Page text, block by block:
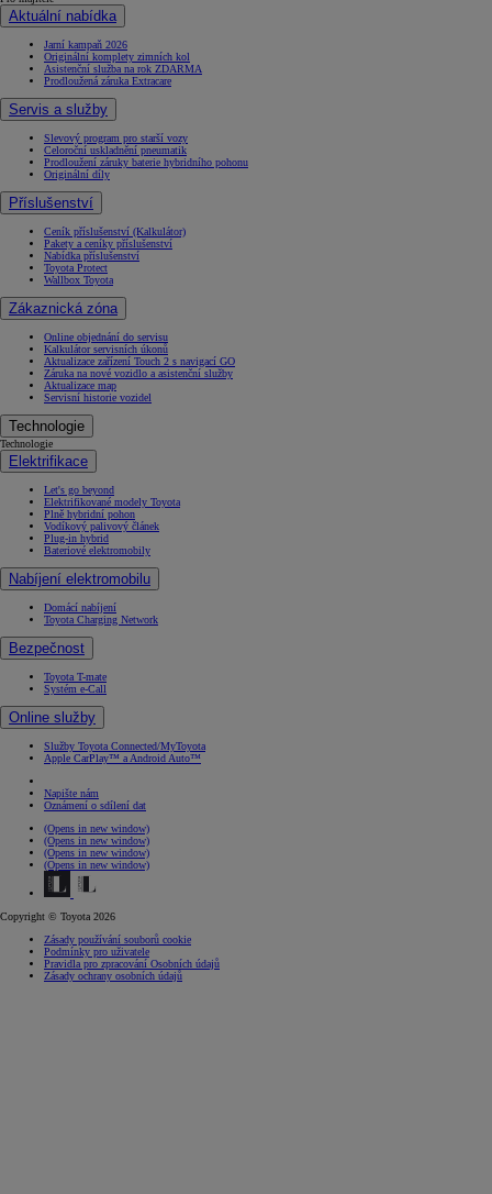
Aktuální nabídka
Jarní kampaň 2026
Originální komplety zimních kol
Asistenční služba na rok ZDARMA
Prodloužená záruka Extracare
Servis a služby
Slevový program pro starší vozy
Celoroční uskladnění pneumatik
Prodloužení záruky baterie hybridního pohonu
Originální díly
Příslušenství
Ceník příslušenství (Kalkulátor)
Pakety a ceníky příslušenství
Nabídka příslušenství
Toyota Protect
Wallbox Toyota
Zákaznická zóna
Online objednání do servisu
Kalkulátor servisních úkonů
Aktualizace zařízení Touch 2 s navigací GO
Záruka na nové vozidlo a asistenční služby
Aktualizace map
Servisní historie vozidel
Technologie
Technologie
Elektrifikace
Let's go beyond
Elektrifikované modely Toyota
Plně hybridní pohon
Vodíkový palivový článek
Plug-in hybrid
Bateriové elektromobily
Nabíjení elektromobilu
Domácí nabíjení
Toyota Charging Network
Bezpečnost
Toyota T-mate
Systém e-Call
Online služby
Služby Toyota Connected/MyToyota
Apple CarPlay™ a Android Auto™
Napište nám
Oznámení o sdílení dat
(Opens in new window)
(Opens in new window)
(Opens in new window)
(Opens in new window)
Copyright © Toyota 2026
Zásady používání souborů cookie
Podmínky pro uživatele
Pravidla pro zpracování Osobních údajů
Zásady ochrany osobních údajů